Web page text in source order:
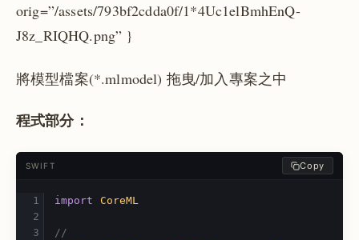
orig=”/assets/793bf2cdda0f/1*4Uc1elBmhEnQ-
J8z_RIQHQ.png” }
將模型檔案(*.mlmodel) 拖曳/加入專案之中
程式部分：
SWIFT Copy
import CoreML
//